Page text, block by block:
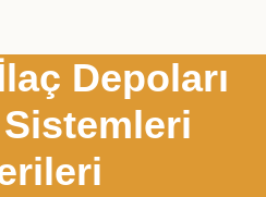
Depoları